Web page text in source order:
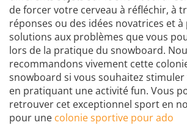
de forcer votre cerveau à réfléchir, à
réponses ou des idées novatrices et
solutions aux problèmes que vous
lors de la pratique du snowboard.
recommandons vivement cette
snowboard si vous souhaitez
en pratiquant une activité fun. Vous
retrouver cet exceptionnel sport en
pour une colonie sportive pour ado